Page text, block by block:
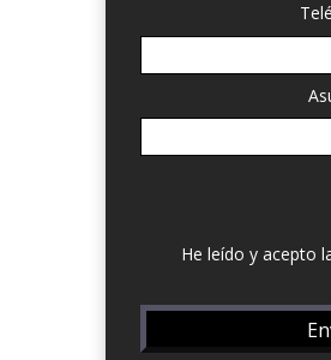
He leído y acepto